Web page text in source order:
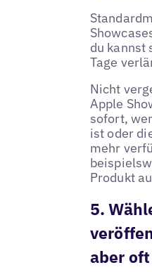
du kannst
Tage
Nicht
Apple
sofort,
ist oder
mehr
Produkt
5.
aber oft